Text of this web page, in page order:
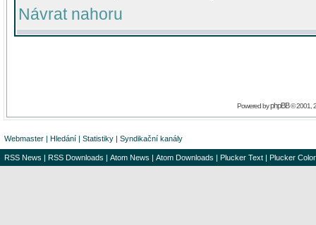
Návrat nahoru
Powered byphpBB© 2001,
Webmaster | Hledání | Statistiky | Syndikační kanály
RSS News | RSS Downloads | Atom News | Atom Downloads | Plucker Text | Plucker Color